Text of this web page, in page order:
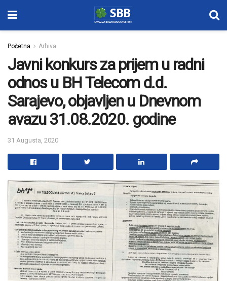
Početna Arhiva
Javni konkurs za prijem u radni
odnos u BH Telecom d.d.
Sarajevo, objavljen u Dnevnom
avazu 31.08.2020. godine
31 Augusta, 2020